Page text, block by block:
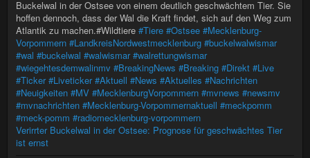
Buckelwal in der Ostsee von einem deutlich geschwächtem Tier. Sie
hoffen dennoch, dass der Wal die Kraft findet, sich auf den Weg zum
Atlantik zu machen.#Wildtiere #Tiere #Ostsee #Mecklenburg-
Vorpommern #LandkreisNordwestmecklenburg #buckelwalwismar
#wal #buckelwal #walwismar #walrettungwismar
#wiegehtesdemwalinmv #BreakingNews #Breaking #Direkt #Live
#Ticker #Liveticker #Aktuell #News #Aktuelles #Nachrichten
#Neuigkeiten #MV #MecklenburgVorpommern #mvnews #newsmv
#mvnachrichten #Mecklenburg-Vorpommernaktuell #meckpomm
#meck-pomm #radiomecklenburg-vorpommern
Verirrter Buckelwal in der Ostsee: Prognose für geschwächtes Tier
ist ernst